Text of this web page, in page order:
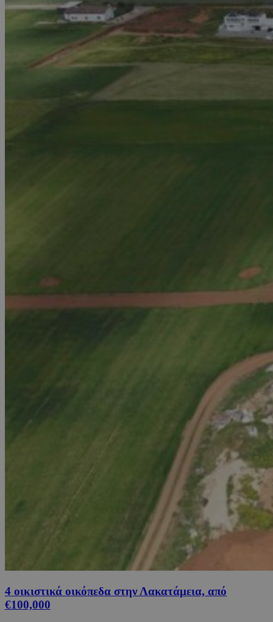
4 οικιστικά οικόπεδα στην Λακατάμεια, από
€100,000